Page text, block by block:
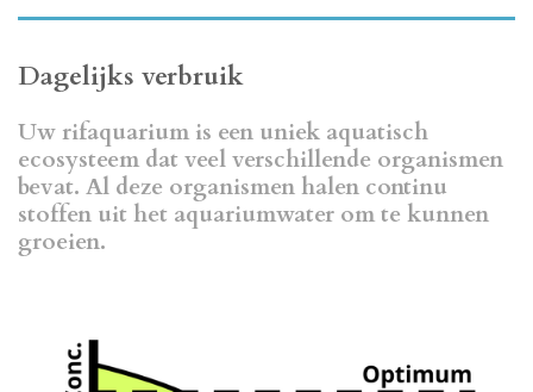
Dagelijks verbruik
Uw rifaquarium is een uniek aquatisch
ecosysteem dat veel verschillende organismen
bevat. Al deze organismen halen continu
stoffen uit het aquariumwater om te kunnen
groeien.